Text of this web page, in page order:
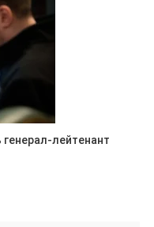
лейтенант